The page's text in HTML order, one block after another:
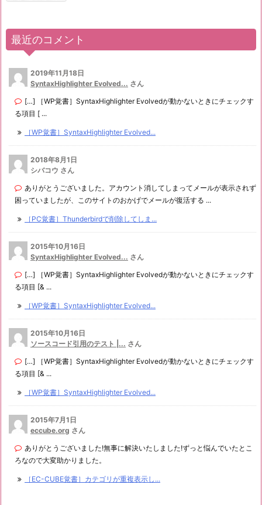
最近のコメント
2019年11月18日
SyntaxHighlighter Evolved... さん
[…] ［WP覚書］SyntaxHighlighter Evolvedが動かないときにチェックす
る項目 [ ...
［WP覚書］SyntaxHighlighter Evolved...
2018年8月1日
シバコウ さん
ありがとうございました。アカウント消してしまってメールが表示されず
困っていましたが、このサイトのおかげでメールが復活する ...
［PC覚書］Thunderbirdで削除してしま...
2015年10月16日
SyntaxHighlighter Evolved... さん
[…] ［WP覚書］SyntaxHighlighter Evolvedが動かないときにチェックす
る項目 [& ...
［WP覚書］SyntaxHighlighter Evolved...
2015年10月16日
ソースコード引用のテスト |... さん
[…] ［WP覚書］SyntaxHighlighter Evolvedが動かないときにチェックす
る項目 [& ...
［WP覚書］SyntaxHighlighter Evolved...
2015年7月1日
eccube.org さん
ありがとうございました!無事に解決いたしました!ずっと悩んでいたとこ
ろなので大変助かりました。
［EC-CUBE覚書］カテゴリが重複表示し...